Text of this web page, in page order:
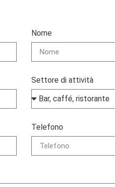
Nome
Settore di attività
Telefono